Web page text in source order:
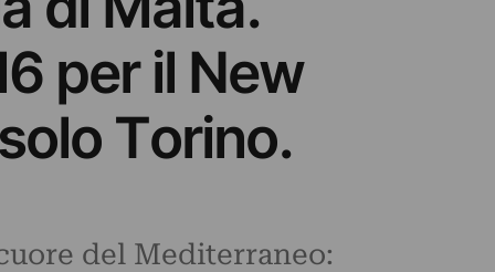
per il New
Torino.
del Mediterraneo: